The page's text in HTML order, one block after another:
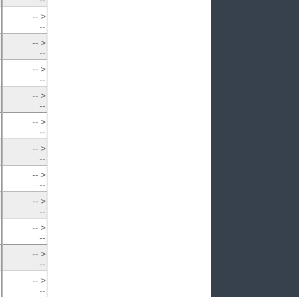
-- >
--
-- >
--
-- >
--
-- >
--
-- >
--
-- >
--
-- >
--
-- >
--
-- >
--
-- >
--
-- >
--